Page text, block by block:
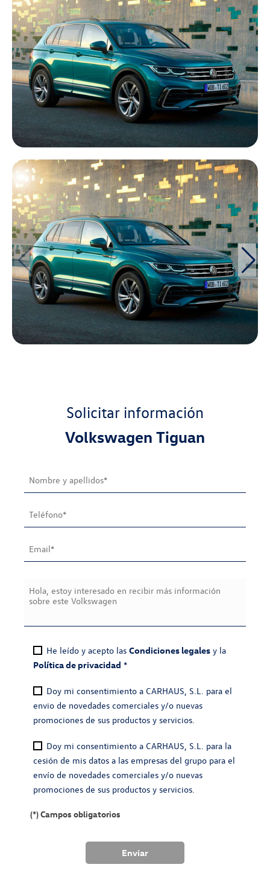
Solicitar información
Volkswagen Tiguan
He leído y acepto las Condiciones legales y la
Política de privacidad *
Doy mi consentimiento a CARHAUS, S.L. para el
envio de novedades comerciales y/o nuevas
promociones de sus productos y servicios.
Doy mi consentimiento a CARHAUS, S.L. para la
cesión de mis datos a las empresas del grupo para el
envío de novedades comerciales y/o nuevas
promociones de sus productos y servicios.
(*) Campos obligatorios